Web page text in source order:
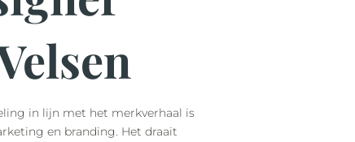
in lijn met het merkverhaal is
en branding. Het draait